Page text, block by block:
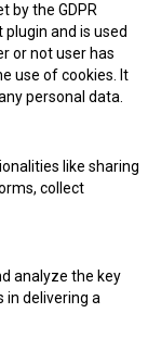
by the GDPR
plugin and is used
or not user has
use of cookies. It
personal data.
like sharing
collect
analyze the key
in delivering a